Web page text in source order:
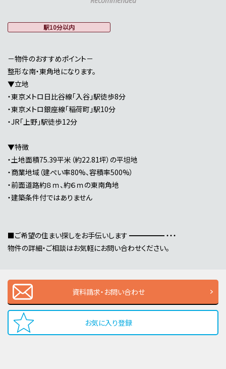
駅10分以内
－物件のおすすめポイント－
整形な南・東角地になります。
▼立地
・東京メトロ日比谷線「入谷」駅徒歩8分
・東京メトロ銀座線「稲荷町」駅10分
・JR「上野」駅徒歩12分
▼特徴
・土地面積75.39平米（約22.81坪）の平坦地
・商業地域（建ぺい率80%、容積率500%）
・前面道路約８ｍ、約６ｍの東南角地
・建築条件付ではありません
■ご希望の住まい探しをお手伝いします ━━━━━ ・・・
物件の詳細・ご相談はお気軽にお問い合わせください。
資料請求・お問い合わせ
お気に入り登録